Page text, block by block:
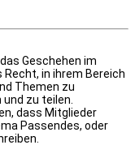
Geschehen im
Recht, in ihrem Bereich
Themen zu
zu teilen.
dass Mitglieder
Passendes, oder